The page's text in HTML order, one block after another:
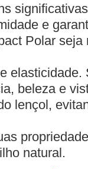
e
Polar
beleza e
lençol,
natural.